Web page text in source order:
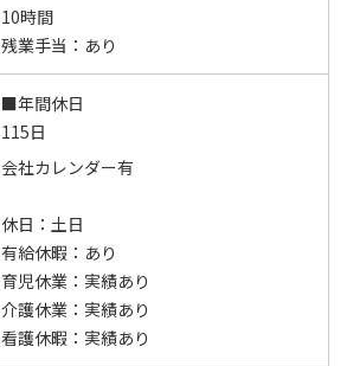
10時間
残業手当：あり
■年間休日
115日
会社カレンダー有
休日：土日
有給休暇：あり
育児休業：実績あり
介護休業：実績あり
看護休暇：実績あり